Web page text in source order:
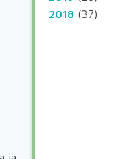
2018 (37)